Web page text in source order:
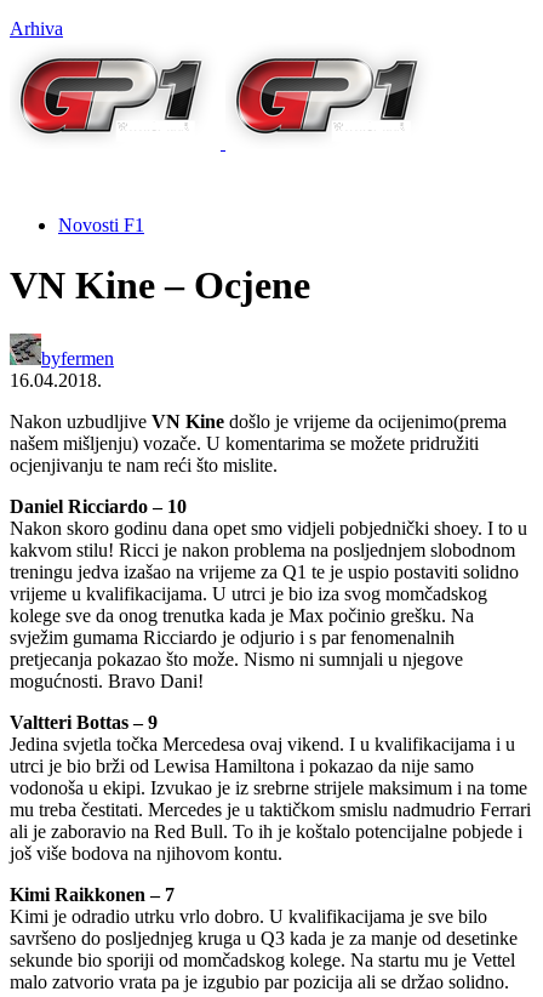
Arhiva
Novosti F1
VN Kine – Ocjene
byfermen
16.04.2018.
Nakon uzbudljive VN Kine došlo je vrijeme da ocijenimo(prema
našem mišljenju) vozače. U komentarima se možete pridružiti
ocjenjivanju te nam reći što mislite.
Daniel Ricciardo – 10
Nakon skoro godinu dana opet smo vidjeli pobjednički shoey. I to u
kakvom stilu! Ricci je nakon problema na posljednjem slobodnom
treningu jedva izašao na vrijeme za Q1 te je uspio postaviti solidno
vrijeme u kvalifikacijama. U utrci je bio iza svog momčadskog
kolege sve da onog trenutka kada je Max počinio grešku. Na
svježim gumama Ricciardo je odjurio i s par fenomenalnih
pretjecanja pokazao što može. Nismo ni sumnjali u njegove
mogućnosti. Bravo Dani!
Valtteri Bottas – 9
Jedina svjetla točka Mercedesa ovaj vikend. I u kvalifikacijama i u
utrci je bio brži od Lewisa Hamiltona i pokazao da nije samo
vodonoša u ekipi. Izvukao je iz srebrne strijele maksimum i na tome
mu treba čestitati. Mercedes je u taktičkom smislu nadmudrio Ferrari
ali je zaboravio na Red Bull. To ih je koštalo potencijalne pobjede i
još više bodova na njihovom kontu.
Kimi Raikkonen – 7
Kimi je odradio utrku vrlo dobro. U kvalifikacijama je sve bilo
savršeno do posljednjeg kruga u Q3 kada je za manje od desetinke
sekunde bio sporiji od momčadskog kolege. Na startu mu je Vettel
malo zatvorio vrata pa je izgubio par pozicija ali se držao solidno.